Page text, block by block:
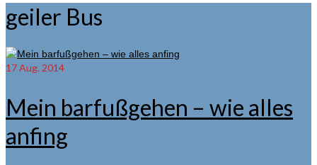
geiler Bus
17Aug. 2014
Mein barfußgehen – wie alles
anfing